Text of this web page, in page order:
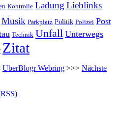
Kontrolle Ladung Lieblinks
Musik Parkplatz Politik Polizei Post
Technik Unfall Unterwegs
Zitat
UberBlogr Webring >>> Nächste